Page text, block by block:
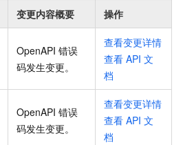
变更内容概要 操作
OpenAPI 错误
码发生变更。
查看变更详情
查看 API 文
档
OpenAPI 错误
码发生变更。
查看变更详情
查看 API 文
档